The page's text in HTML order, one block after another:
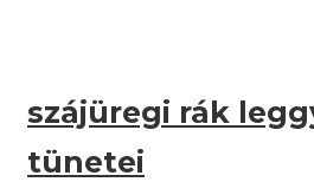
szájüregi rák
tünetei